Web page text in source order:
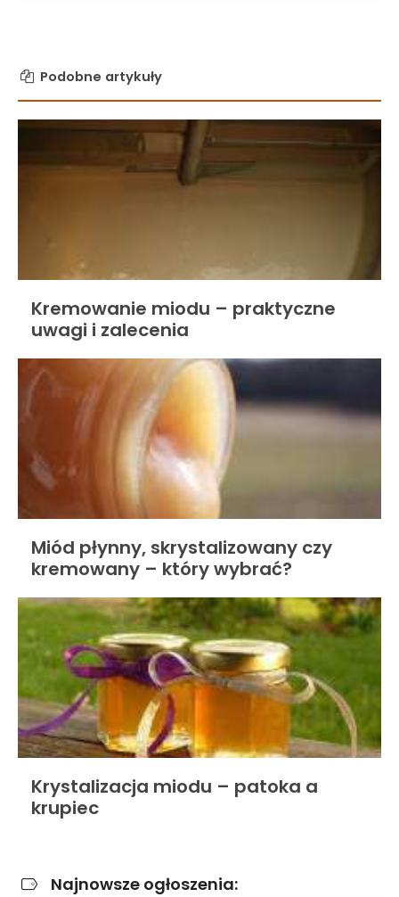
Podobne artykuły
Kremowanie miodu – praktyczne
uwagi i zalecenia
Miód płynny, skrystalizowany czy
kremowany – który wybrać?
Krystalizacja miodu – patoka a
krupiec
Najnowsze ogłoszenia: